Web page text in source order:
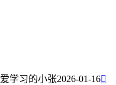
爱学习的小张2026-01-16